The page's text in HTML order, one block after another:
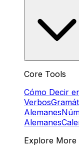
Core Tools
Cómo Decir
Verbos
Alemanes
Alemanes
Explore More